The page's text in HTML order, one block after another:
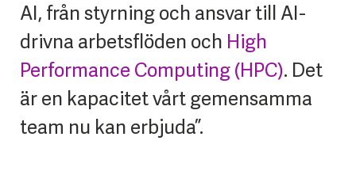
AI, från styrning och ansvar till AI-
drivna arbetsflöden och High
Performance Computing (HPC). Det
är en kapacitet vårt gemensamma
team nu kan erbjuda”.